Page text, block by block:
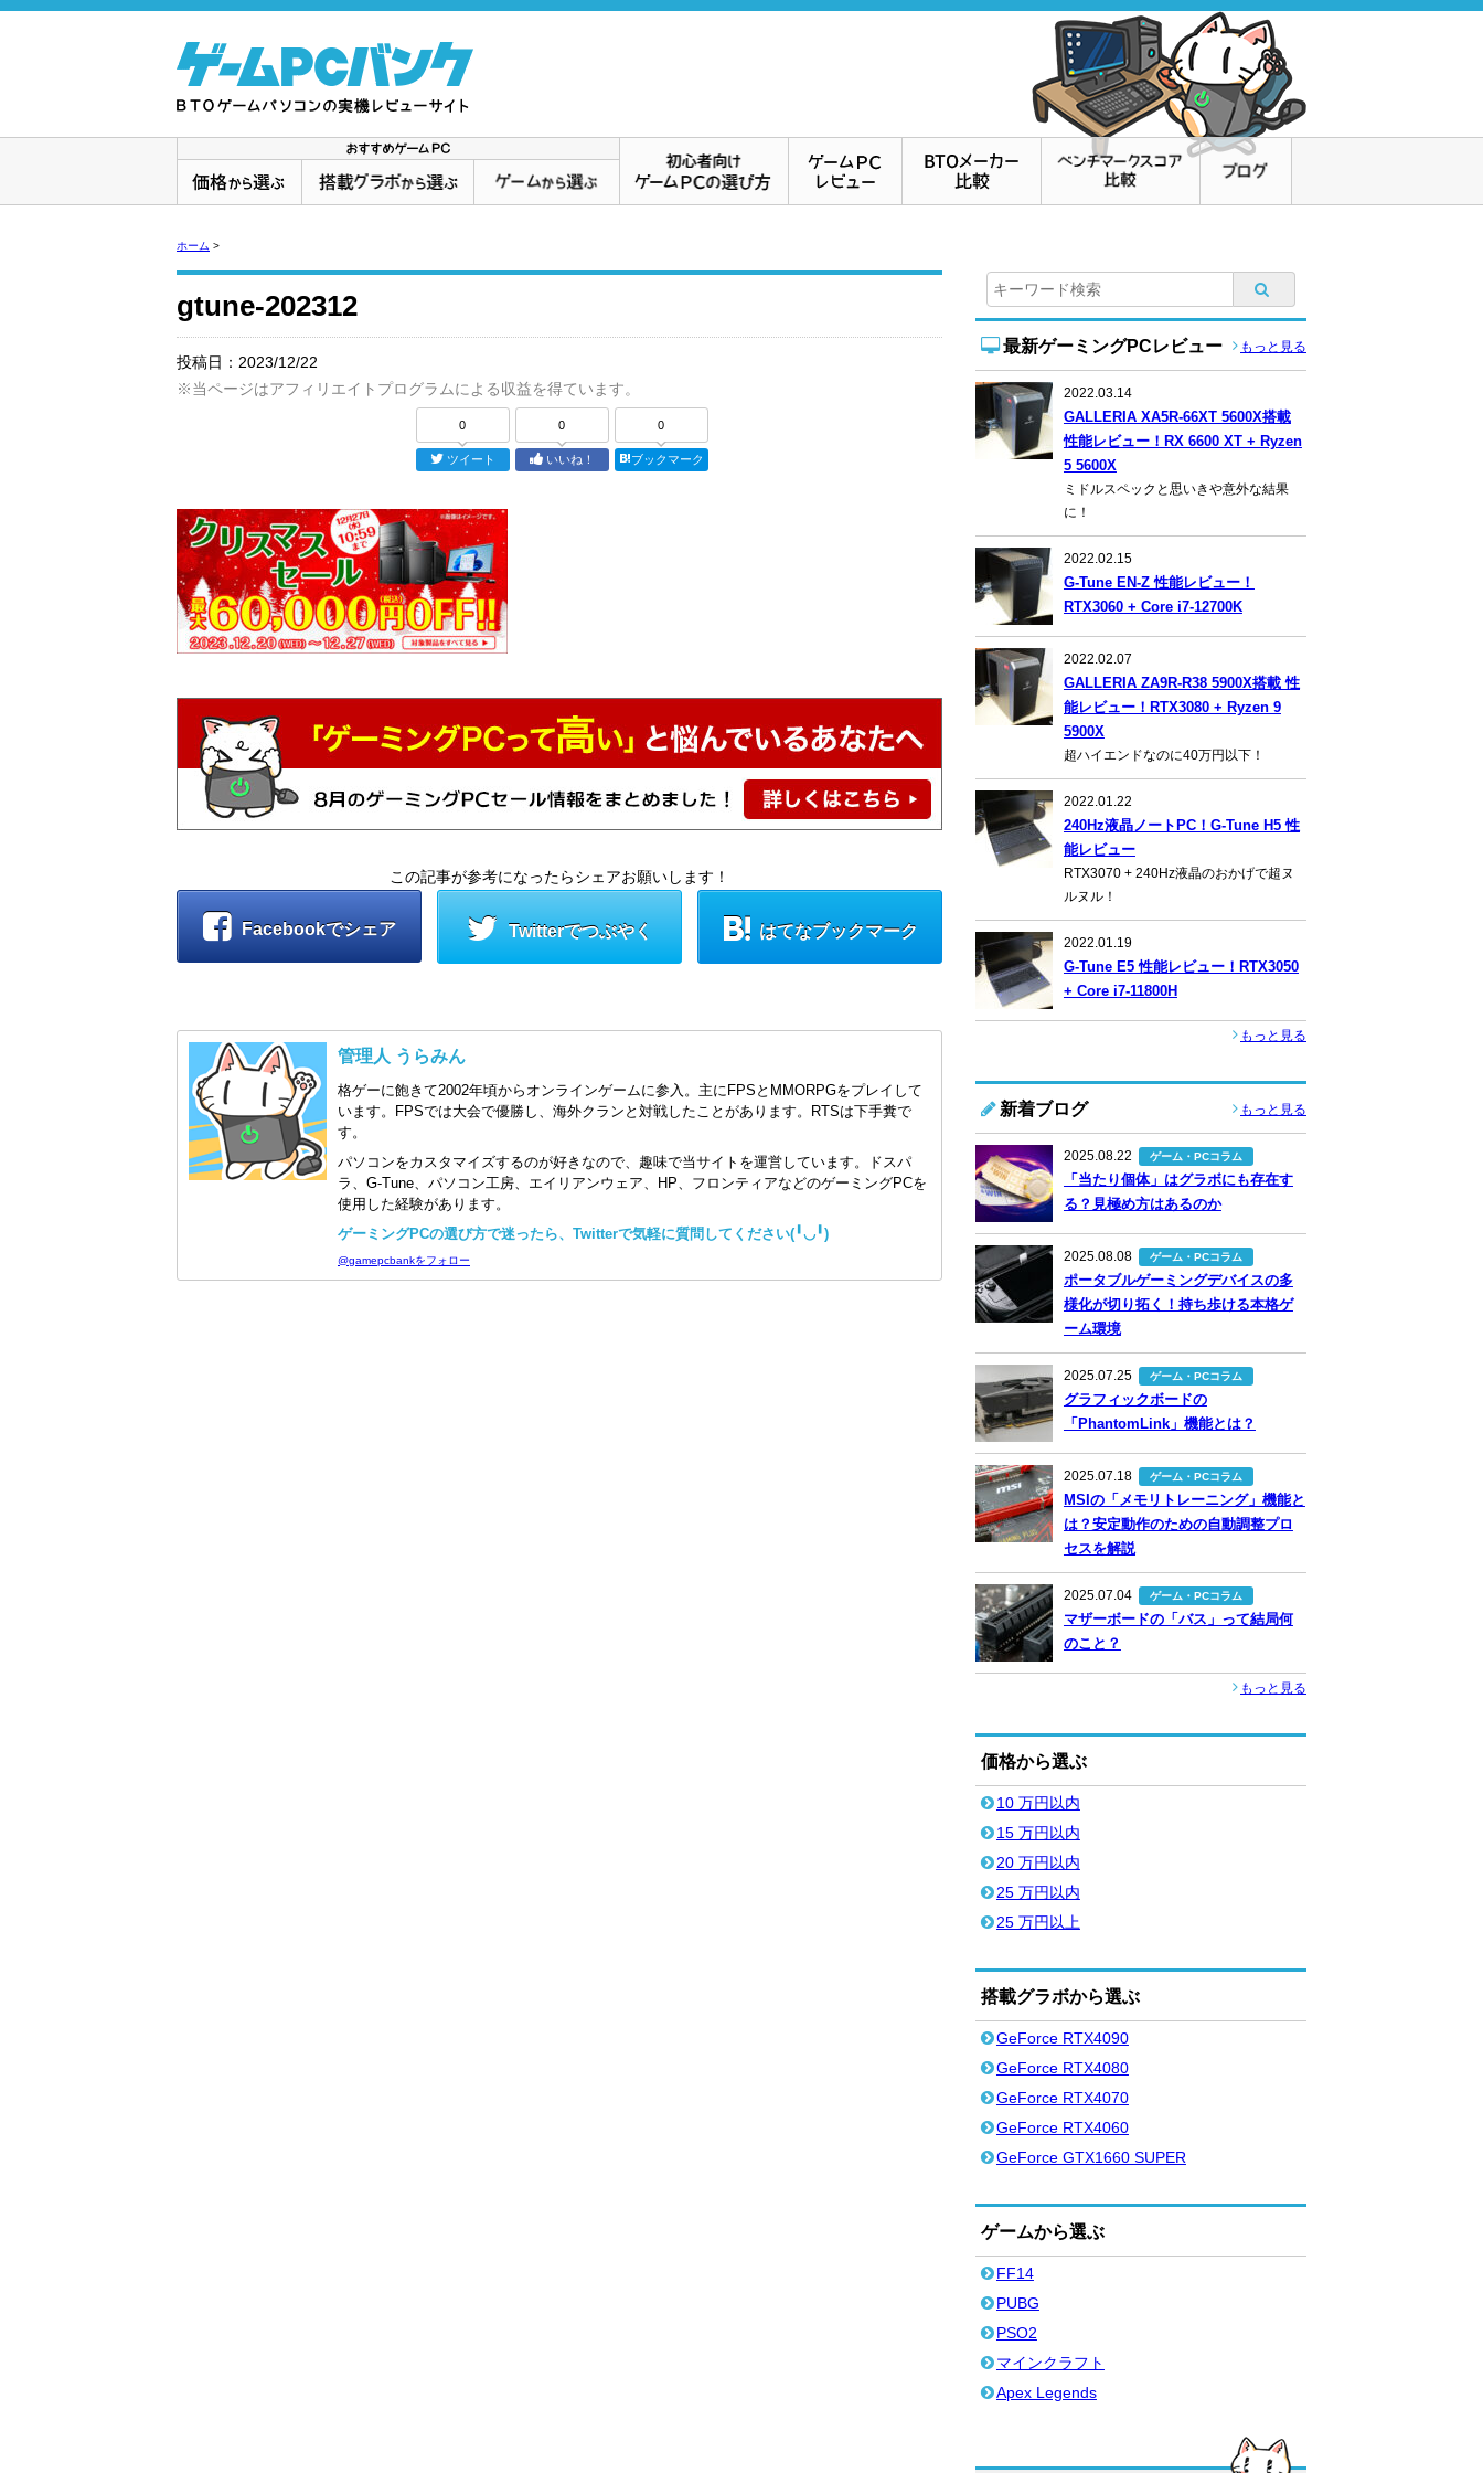
ホーム >
gtune-202312
投稿日： 2023/12/22
※当ページはアフィリエイトプログラムによる収益を得ています。
0
ツイート
0
いいね！
0
ブックマーク
この記事が参考になったらシェアお願いします！
Facebookでシェア Twitterでつぶやく はてなブックマーク
管理人 うらみん
格ゲーに飽きて2002年頃からオンラインゲームに参入。主にFPSとMMORPGをプレイして
います。FPSでは大会で優勝し、海外クランと対戦したことがあります。RTSは下手糞で
す。
パソコンをカスタマイズするのが好きなので、趣味で当サイトを運営しています。ドスパ
ラ、G-Tune、パソコン工房、エイリアンウェア、HP、フロンティアなどのゲーミングPCを
使用した経験があります。
ゲーミングPCの選び方で迷ったら、Twitterで気軽に質問してください(╹◡╹)
@gamepcbankをフォロー
最新ゲーミングPCレビュー もっと見る
2022.03.14
GALLERIA XA5R-66XT 5600X搭載
性能レビュー！RX 6600 XT + Ryzen
5 5600X
ミドルスペックと思いきや意外な結果
に！
2022.02.15
G-Tune EN-Z 性能レビュー！
RTX3060 + Core i7-12700K
2022.02.07
GALLERIA ZA9R-R38 5900X搭載 性
能レビュー！RTX3080 + Ryzen 9
5900X
超ハイエンドなのに40万円以下！
2022.01.22
240Hz液晶ノートPC！G-Tune H5 性
能レビュー
RTX3070 + 240Hz液晶のおかげで超ヌ
ルヌル！
2022.01.19
G-Tune E5 性能レビュー！RTX3050
+ Core i7-11800H
もっと見る
新着ブログ もっと見る
2025.08.22 ゲーム・PCコラム
「当たり個体」はグラボにも存在す
る？見極め方はあるのか
2025.08.08 ゲーム・PCコラム
ポータブルゲーミングデバイスの多
様化が切り拓く！持ち歩ける本格ゲ
ーム環境
2025.07.25 ゲーム・PCコラム
グラフィックボードの
「PhantomLink」機能とは？
2025.07.18 ゲーム・PCコラム
MSIの「メモリトレーニング」機能と
は？安定動作のための自動調整プロ
セスを解説
2025.07.04 ゲーム・PCコラム
マザーボードの「バス」って結局何
のこと？
もっと見る
価格から選ぶ
10 万円以内
15 万円以内
20 万円以内
25 万円以内
25 万円以上
搭載グラボから選ぶ
GeForce RTX4090
GeForce RTX4080
GeForce RTX4070
GeForce RTX4060
GeForce GTX1660 SUPER
ゲームから選ぶ
FF14
PUBG
PSO2
マインクラフト
Apex Legends